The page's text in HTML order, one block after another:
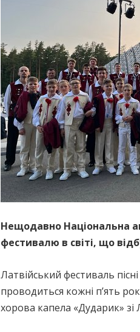
Нещодавно Національна
фестивалю в світі, що
Латвійський фестиваль
проводиться кожні п’ять
хорова капела «Дударик»